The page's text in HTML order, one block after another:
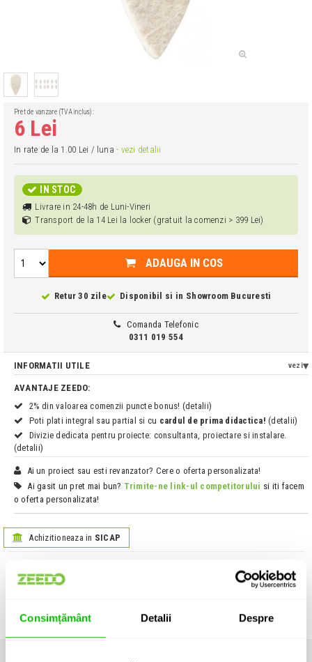
Consimțământ Detalii Despre
Pret de vanzare (TVA inclus):
6 Lei
In rate de la 1.00 Lei / luna- vezi detalii
IN STOC
Livrare in 24-48h de Luni-Vineri
Transport de la 14 Lei la locker (gratuit la comenzi > 399 Lei)
ADAUGA IN COS
Retur 30 zile Disponibil si in Showroom Bucuresti
Comanda Telefonic
0311 019 554
INFORMATII UTILE vezi
AVANTAJE ZEEDO:
2% din valoarea comenzii puncte bonus! (detalii)
Poti plati integral sau partial si cu cardul de prima didactica! (detalii)
Divizie dedicata pentru proiecte: consultanta, proiectare si instalare.
(detalii)
Ai un proiect sau esti revanzator? Cere o oferta personalizata!
Ai gasit un pret mai bun? Trimite-ne link-ul competitorului si iti facem
o oferta personalizata!
Achizitioneaza in SICAP
Informatii produs:
GEWA Pick Felt
Unitate de vanzare: bucata